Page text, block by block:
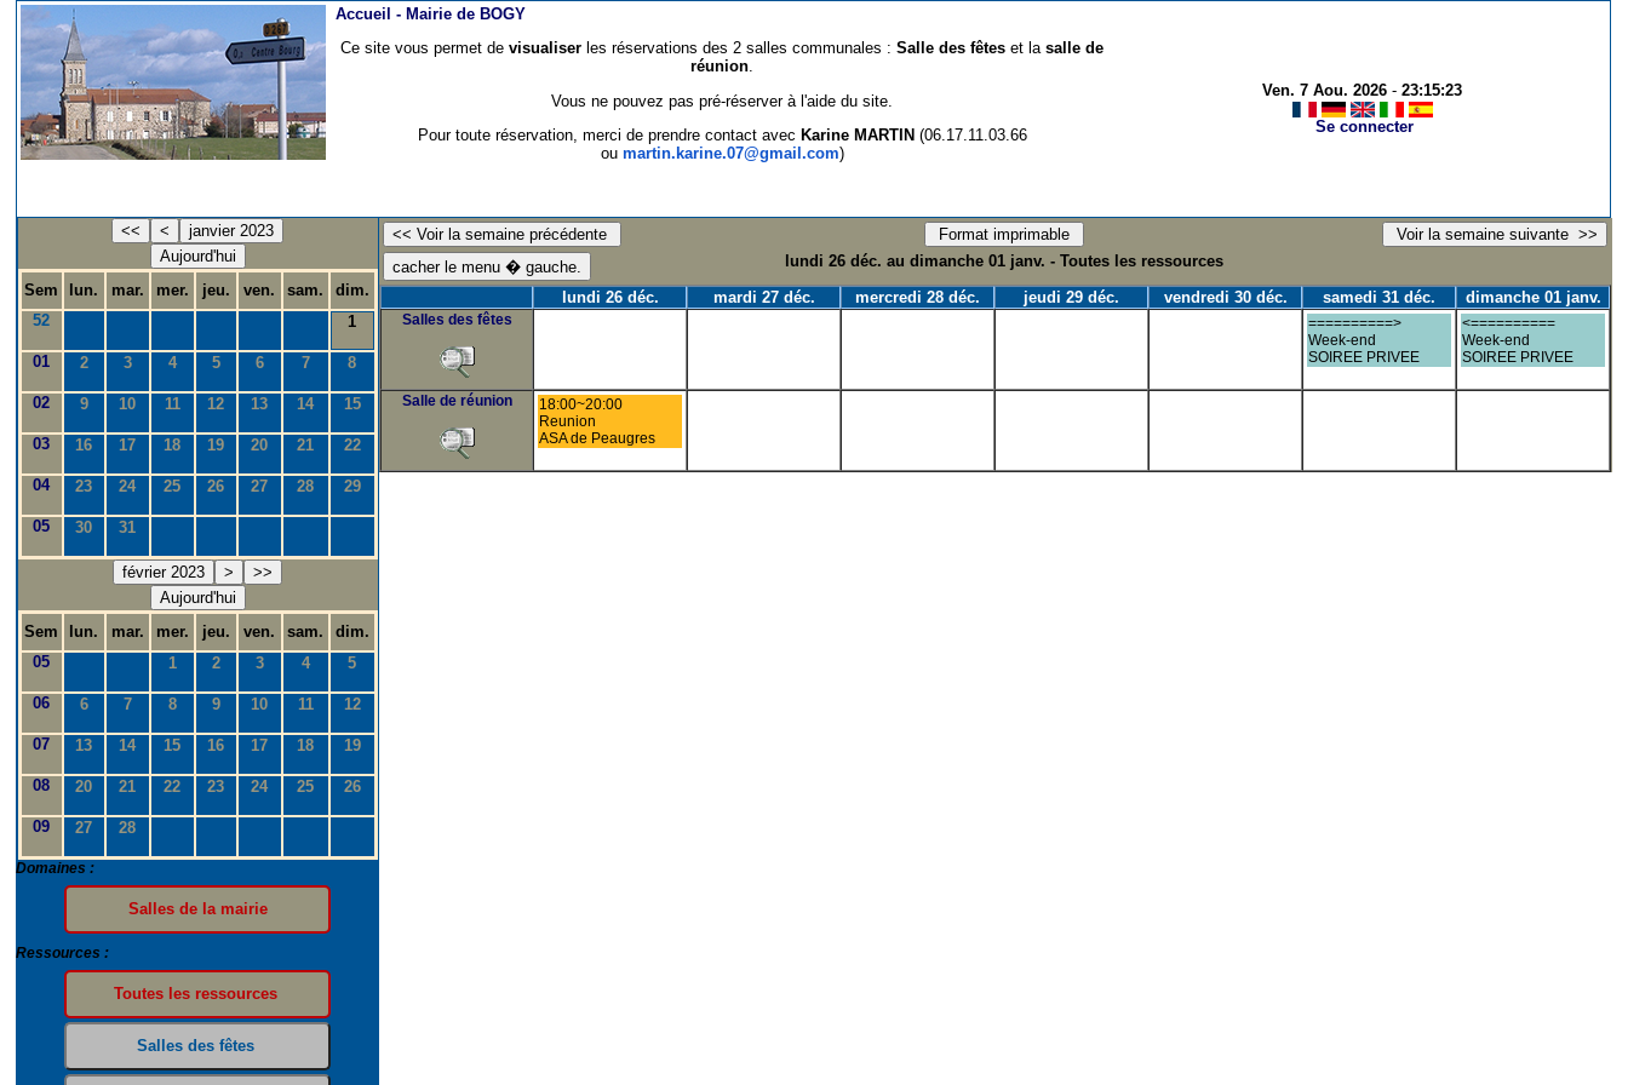
Accueil - Mairie de BOGY
Ce site vous permet devisualiser les réservations des 2 salles communales :Salle des fêtes et lasalle de
réunion.
Vous ne pouvez pas pré-réserver à l'aide du site.
Pour toute réservation, merci de prendre contact avec Karine MARTIN (06.17.11.03.66
ou martin.karine.07@gmail.com)
Ven. 7 Aou. 2026 -23:15:23
Se connecter
<< <
janvier 2023
Aujourd'hui
Sem
lun. mar. mer. jeu. ven. sam.
dim.
52
1
01 2 3 4 5 6 7 8
02 9 10 11 12 13 14 15
03 16 17 18 19 20 21 22
04 23 24 25 26 27 28 29
05 30 31
février 2023 >
>>
Aujourd'hui
Sem
lun. mar. mer. jeu. ven. sam.
dim.
05
1 2 3 4 5
06 6 7 8 9 10 11 12
07 13 14 15 16 17 18 19
08 20 21 22 23 24 25 26
09 27 28
Domaines :
Ressources :
lundi 26 déc. au dimanche 01 janv. - Toutes les ressources
lundi 26 déc.
mardi 27 déc. mercredi 28 déc. jeudi 29 déc. vendredi 30 déc. samedi 31 déc. dimanche 01 janv.
Salles des fêtes
==========>
Week-end
SOIREE PRIVEE
<==========
Week-end
SOIREE PRIVEE
Salle de réunion
18:00~20:00
Reunion
ASA de Peaugres